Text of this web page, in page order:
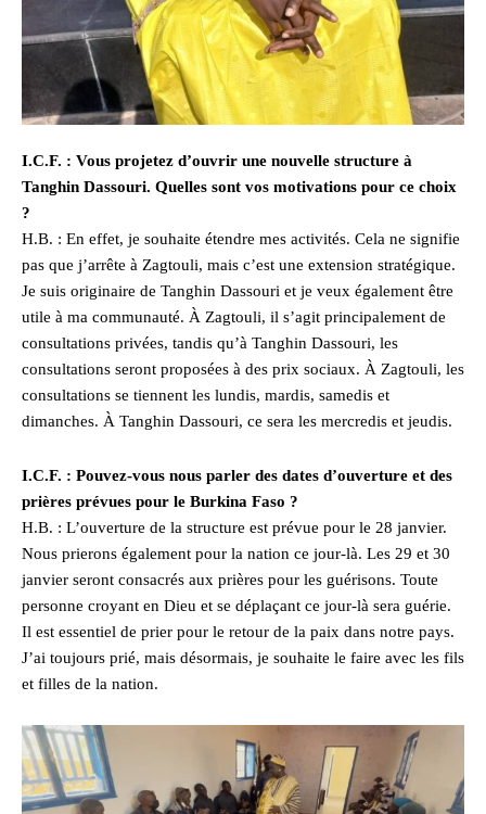
I.C.F. : Vous projetez d’ouvrir une nouvelle structure à
Tanghin Dassouri. Quelles sont vos motivations pour ce choix
?
H.B. : En effet, je souhaite étendre mes activités. Cela ne signifie
pas que j’arrête à Zagtouli, mais c’est une extension stratégique.
Je suis originaire de Tanghin Dassouri et je veux également être
utile à ma communauté. À Zagtouli, il s’agit principalement de
consultations privées, tandis qu’à Tanghin Dassouri, les
consultations seront proposées à des prix sociaux. À Zagtouli, les
consultations se tiennent les lundis, mardis, samedis et
dimanches. À Tanghin Dassouri, ce sera les mercredis et jeudis.
I.C.F. : Pouvez-vous nous parler des dates d’ouverture et des
prières prévues pour le Burkina Faso ?
H.B. : L’ouverture de la structure est prévue pour le 28 janvier.
Nous prierons également pour la nation ce jour-là. Les 29 et 30
janvier seront consacrés aux prières pour les guérisons. Toute
personne croyant en Dieu et se déplaçant ce jour-là sera guérie.
Il est essentiel de prier pour le retour de la paix dans notre pays.
J’ai toujours prié, mais désormais, je souhaite le faire avec les fils
et filles de la nation.